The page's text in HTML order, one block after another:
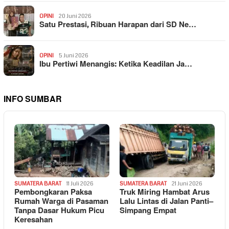
OPINI 20 Juni 2026
Satu Prestasi, Ribuan Harapan dari SD Ne…
OPINI 5 Juni 2026
Ibu Pertiwi Menangis: Ketika Keadilan Ja…
INFO SUMBAR
SUMATERA BARAT 11 Juli 2026
Pembongkaran Paksa
Rumah Warga di Pasaman
Tanpa Dasar Hukum Picu
Keresahan
SUMATERA BARAT 21 Juni 2026
Truk Miring Hambat Arus
Lalu Lintas di Jalan Panti–
Simpang Empat